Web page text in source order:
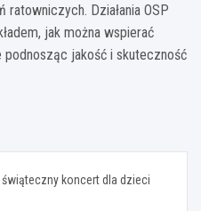
Działania OSP
jak można wspierać
jakość i skuteczność
koncert dla dzieci